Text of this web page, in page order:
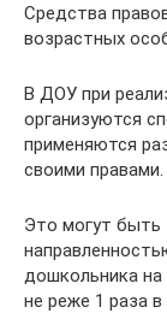
Средства
возрастных
В ДОУ при
организуются
применяются
своими правами.
Это могут быть
дошкольника на
не реже 1 раза